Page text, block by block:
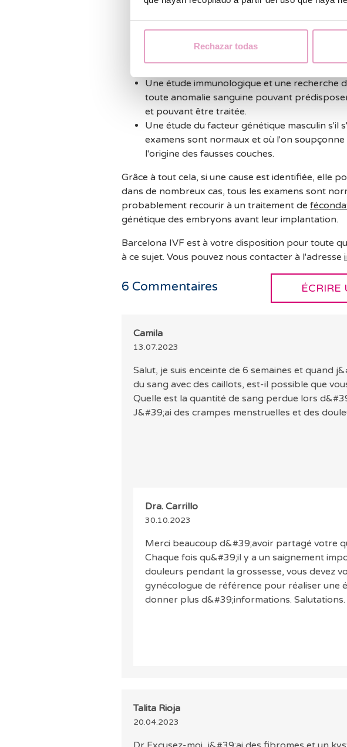
Rechazar todas
particulière à l'existence ou non de maladies
Une étude immunologique et une recherche
toute anomalie sanguine pouvant
et pouvant être traitée.
Une étude du facteur génétique masculin s'il
examens sont normaux et où l'on
l'origine des fausses couches.
Grâce à tout cela, si une cause est identifiée, elle
dans de nombreux cas, tous les examens sont
probablement recourir à un traitement de
génétique des embryons avant leur implantation.
Barcelona IVF est à votre disposition pour toute
à ce sujet. Vous pouvez nous contacter à l'adresse
6 Commentaires
Camila
13.07.2023
Salut, je suis enceinte de 6 semaines et quand
du sang avec des caillots, est-il possible que
Quelle est la quantité de sang perdue lors
J&#39;ai des crampes menstruelles et des
Dra. Carrillo
30.10.2023
Merci beaucoup d&#39;avoir partagé votre
Chaque fois qu&#39;il y a un saignement
douleurs pendant la grossesse, vous devez
gynécologue de référence pour réaliser une
donner plus d&#39;informations. Salutations.
Talita Rioja
20.04.2023